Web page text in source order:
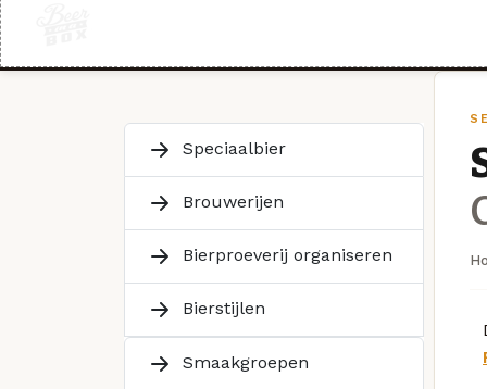
Speciaalbier
Brouwerijen
Bierproeverij organiseren
Bierstijlen
Smaakgroepen